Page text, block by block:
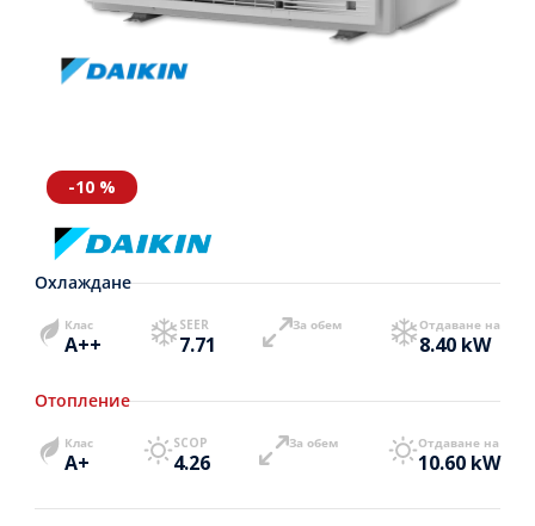
-10 %
Охлаждане
Клас
A++
SEER
7.71
За обем Отдаване на
8.40 kW
Отопление
Клас
A+
SCOP
4.26
За обем Отдаване на
10.60 kW